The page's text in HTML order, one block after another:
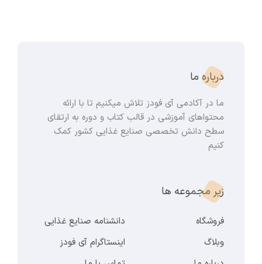
درباره ما
ما در آکادمی آی فودز تلاش میکنیم تا با ارائه
محتواهای آموزشی در قالب کتاب و دوره به ارتقای
سطح دانش تخصصی صنایع غذایی کشور کمک
کنیم
زیر مجموعه ها
فروشگاه
دانشنامه صنایع غذایی
وبلاگ
اینستاگرام آی فودز